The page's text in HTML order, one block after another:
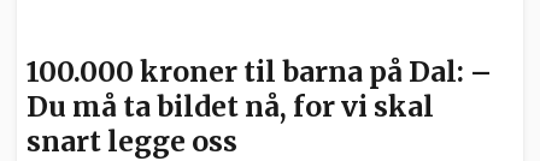
100.000 kroner til barna på Dal: –
Du må ta bildet nå, for vi skal
snart legge oss